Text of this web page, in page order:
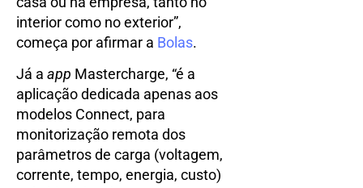
interior como no exterior”,
começa por afirmar a Bolas.
Já a app Mastercharge, “é a
aplicação dedicada apenas aos
modelos Connect, para
monitorização remota dos
parâmetros de carga (voltagem,
corrente, tempo, energia, custo)